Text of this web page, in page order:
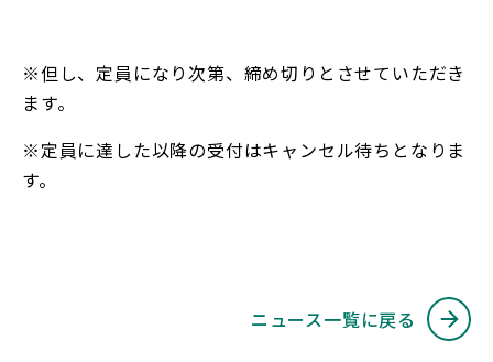
※但し、定員になり次第、締め切りとさせていただき
ます。
※定員に達した以降の受付はキャンセル待ちとなりま
す。
ニュース一覧に戻る